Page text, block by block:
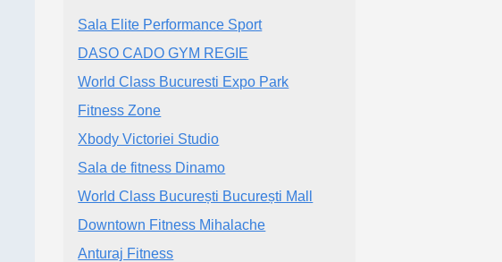
Sala Elite Performance Sport
DASO CADO GYM REGIE
World Class Bucuresti Expo Park
Fitness Zone
Xbody Victoriei Studio
Sala de fitness Dinamo
World Class București București Mall
Downtown Fitness Mihalache
Anturaj Fitness